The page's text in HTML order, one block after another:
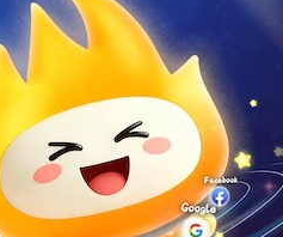
支持
风加速器
心 雷霆加速 狂飙加速器